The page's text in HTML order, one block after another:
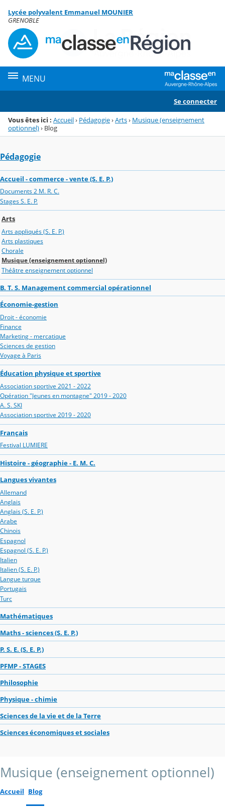
Menu de la rubrique
Contenu
Lycée polyvalent Emmanuel MOUNIER
GRENOBLE
MENU
Se connecter
Vous êtes ici : Accueil› Pédagogie›Arts› Musique (enseignement
optionnel)› Blog
Pédagogie
Accueil - commerce - vente (S. E. P.)
Documents 2 M. R. C.
Stages S. E. P.
Arts
Arts appliqués (S. E. P.)
Arts plastiques
Chorale
Musique (enseignement optionnel)
Théâtre enseignement optionnel
B. T. S. Management commercial opérationnel
Économie-gestion
Droit - économie
Finance
Marketing - mercatique
Sciences de gestion
Voyage à Paris
Éducation physique et sportive
Association sportive 2021 - 2022
Opération "Jeunes en montagne" 2019 - 2020
A. S. SKI
Association sportive 2019 - 2020
Français
Festival LUMIERE
Histoire - géographie - E. M. C.
Langues vivantes
Allemand
Anglais
Anglais (S. E. P.)
Arabe
Chinois
Espagnol
Espagnol (S. E. P.)
Italien
Italien (S. E. P.)
Langue turque
Portugais
Turc
Mathématiques
Maths - sciences (S. E. P.)
P. S. E. (S. E. P.)
PFMP - STAGES
Philosophie
Physique - chimie
Sciences de la vie et de la Terre
Sciences économiques et sociales
Musique (enseignement optionnel)
Accueil Blog